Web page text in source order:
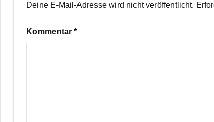
Deine E-Mail-Adresse wird nicht veröffentlicht.
Kommentar *